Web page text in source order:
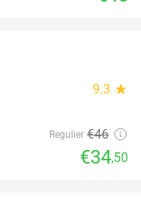
9.3 star
Regulier €46
€34,50